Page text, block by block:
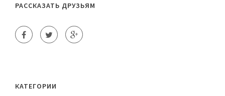
РАССКАЗАТЬ ДРУЗЬЯМ
КАТЕГОРИИ